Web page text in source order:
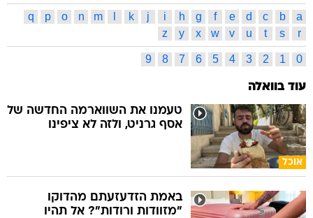
a
b
c
d
e
f
g
h
i
j
k
m
n
o
p
q
r
s
t
u
v
w
x
y
z
0
1
2
3
4
5
6
7
8
9
עוד בוואלה
אוכל
טעמנו את השווארמה החדשה של
אסף גרניט, ולזה לא ציפינו
באמת הזדעזעתם מהדוקו
"מזוודות ורודות"? אל תהיו